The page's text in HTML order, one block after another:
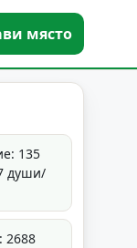
място
135
души/
2688